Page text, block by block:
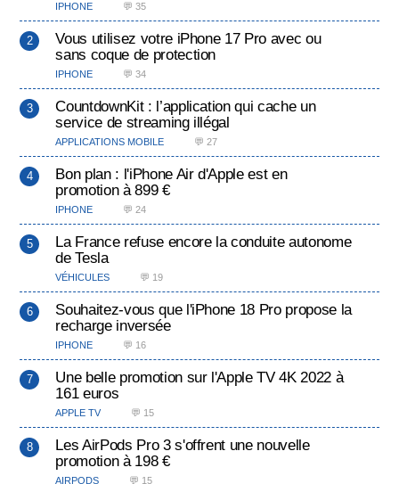
IPHONE 💬 35
Vous utilisez votre iPhone 17 Pro avec ou
sans coque de protection
IPHONE 💬 34
CountdownKit : l’application qui cache un
service de streaming illégal
APPLICATIONS MOBILE 💬 27
Bon plan : l'iPhone Air d'Apple est en
promotion à 899 €
IPHONE 💬 24
La France refuse encore la conduite autonome
de Tesla
VÉHICULES 💬 19
Souhaitez-vous que l'iPhone 18 Pro propose la
recharge inversée
IPHONE 💬 16
Une belle promotion sur l'Apple TV 4K 2022 à
161 euros
APPLE TV 💬 15
Les AirPods Pro 3 s'offrent une nouvelle
promotion à 198 €
AIRPODS 💬 15